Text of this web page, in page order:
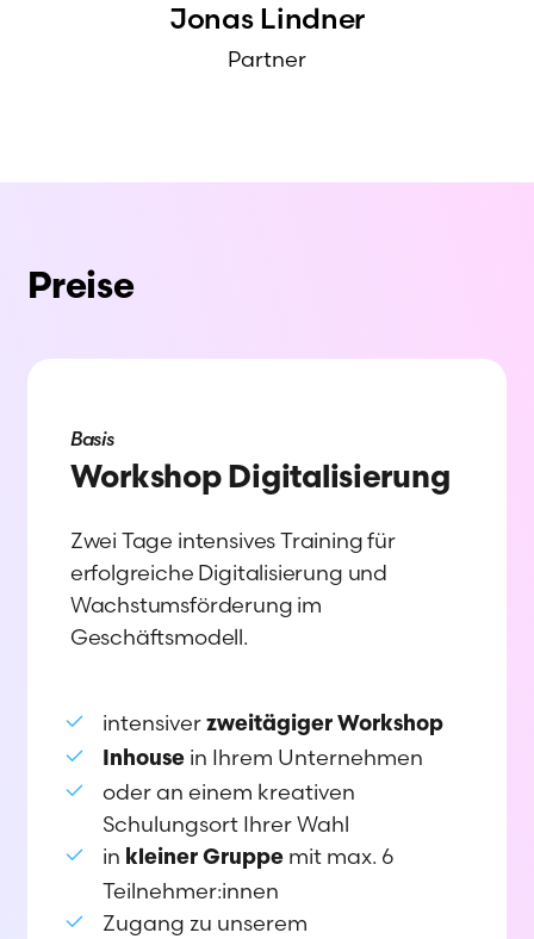
Jonas Lindner
Partner
Preise
Basis
Workshop Digitalisierung
Zwei Tage intensives Training für
erfolgreiche Digitalisierung und
Wachstumsförderung im
Geschäftsmodell.
intensiverzweitägiger Workshop
Inhousein Ihrem Unternehmen
oder an einem kreativen
Schulungsort Ihrer Wahl
in kleiner Gruppe mit max. 6
Teilnehmer:innen
Zugang zu unserem